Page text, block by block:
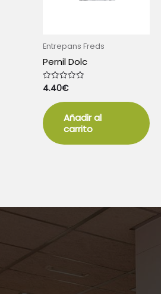
Entrepans Freds
Pernil Dolc
Valorado
con
de
5
4.40€
Añadir al
carrito